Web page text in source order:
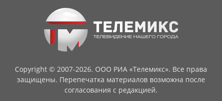
Copyright © 2007-2026. ООО РИА «Телемикс». Все права
защищены. Перепечатка материалов возможна после
согласования с редакцией.